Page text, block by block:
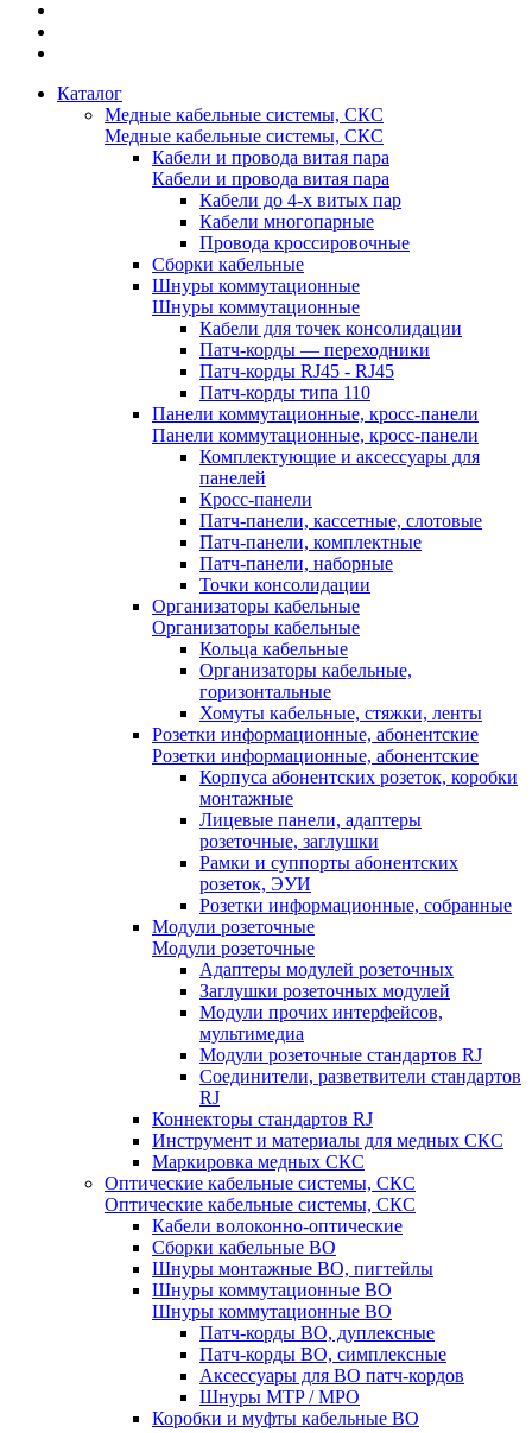
Каталог
Медные кабельные системы, СКС
Медные кабельные системы, СКС
Кабели и провода витая пара
Кабели и провода витая пара
Кабели до 4-х витых пар
Кабели многопарные
Провода кроссировочные
Сборки кабельные
Шнуры коммутационные
Шнуры коммутационные
Кабели для точек консолидации
Патч-корды — переходники
Патч-корды RJ45 - RJ45
Патч-корды типа 110
Панели коммутационные, кросс-панели
Панели коммутационные, кросс-панели
Комплектующие и аксессуары для
панелей
Кросс-панели
Патч-панели, кассетные, слотовые
Патч-панели, комплектные
Патч-панели, наборные
Точки консолидации
Организаторы кабельные
Организаторы кабельные
Кольца кабельные
Организаторы кабельные,
горизонтальные
Хомуты кабельные, стяжки, ленты
Розетки информационные, абонентские
Розетки информационные, абонентские
Корпуса абонентских розеток, коробки
монтажные
Лицевые панели, адаптеры
розеточные, заглушки
Рамки и суппорты абонентских
розеток, ЭУИ
Розетки информационные, собранные
Модули розеточные
Модули розеточные
Адаптеры модулей розеточных
Заглушки розеточных модулей
Модули прочих интерфейсов,
мультимедиа
Модули розеточные стандартов RJ
Соединители, разветвители стандартов
RJ
Коннекторы стандартов RJ
Инструмент и материалы для медных СКС
Маркировка медных СКС
Оптические кабельные системы, СКС
Оптические кабельные системы, СКС
Кабели волоконно-оптические
Сборки кабельные ВО
Шнуры монтажные ВО, пигтейлы
Шнуры коммутационные ВО
Шнуры коммутационные ВО
Патч-корды ВО, дуплексные
Патч-корды ВО, симплексные
Аксессуары для ВО патч-кордов
Шнуры MTP / MPO
Коробки и муфты кабельные ВО